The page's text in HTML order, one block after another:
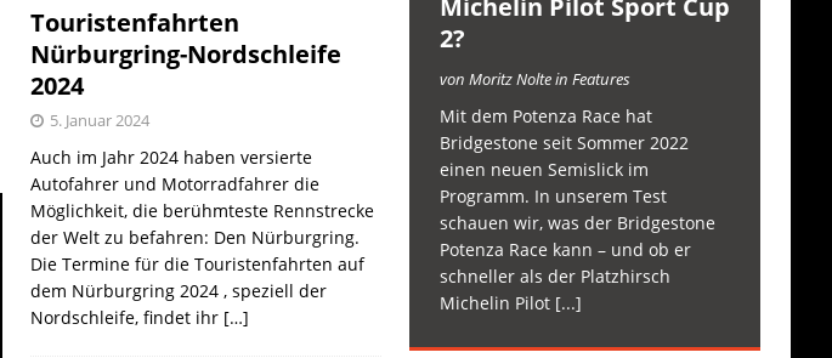
Touristenfahrten
Nürburgring-Nordschleife
2024
5. Januar 2024
Auch im Jahr 2024 haben versierte
Autofahrer und Motorradfahrer die
Möglichkeit, die berühmteste Rennstrecke
der Welt zu befahren: Den Nürburgring.
Die Termine für die Touristenfahrten auf
dem Nürburgring 2024 , speziell der
Nordschleife, findet ihr […]
Michelin Pilot Sport Cup
2?
von Moritz Nolte in Features
Mit dem Potenza Race hat
Bridgestone seit Sommer 2022
einen neuen Semislick im
Programm. In unserem Test
schauen wir, was der Bridgestone
Potenza Race kann – und ob er
schneller als der Platzhirsch
Michelin Pilot [...]